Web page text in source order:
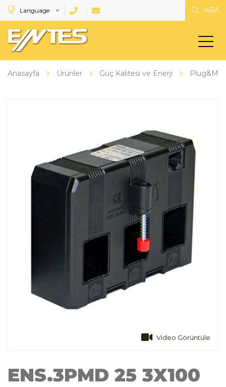
Language ARA
Anasayfa Ürünler Güç Kalitesi ve Enerji
Video Görüntüle
ENS.3PMD 25 3X100